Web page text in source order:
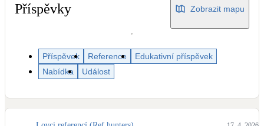
Okna / dveře
Příspěvky Zobrazit mapu
Příspěvek Reference
Edukativní příspěvek
Nabídka
Událost